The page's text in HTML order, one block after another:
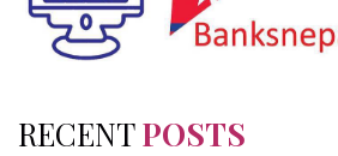
RECENTPOSTS